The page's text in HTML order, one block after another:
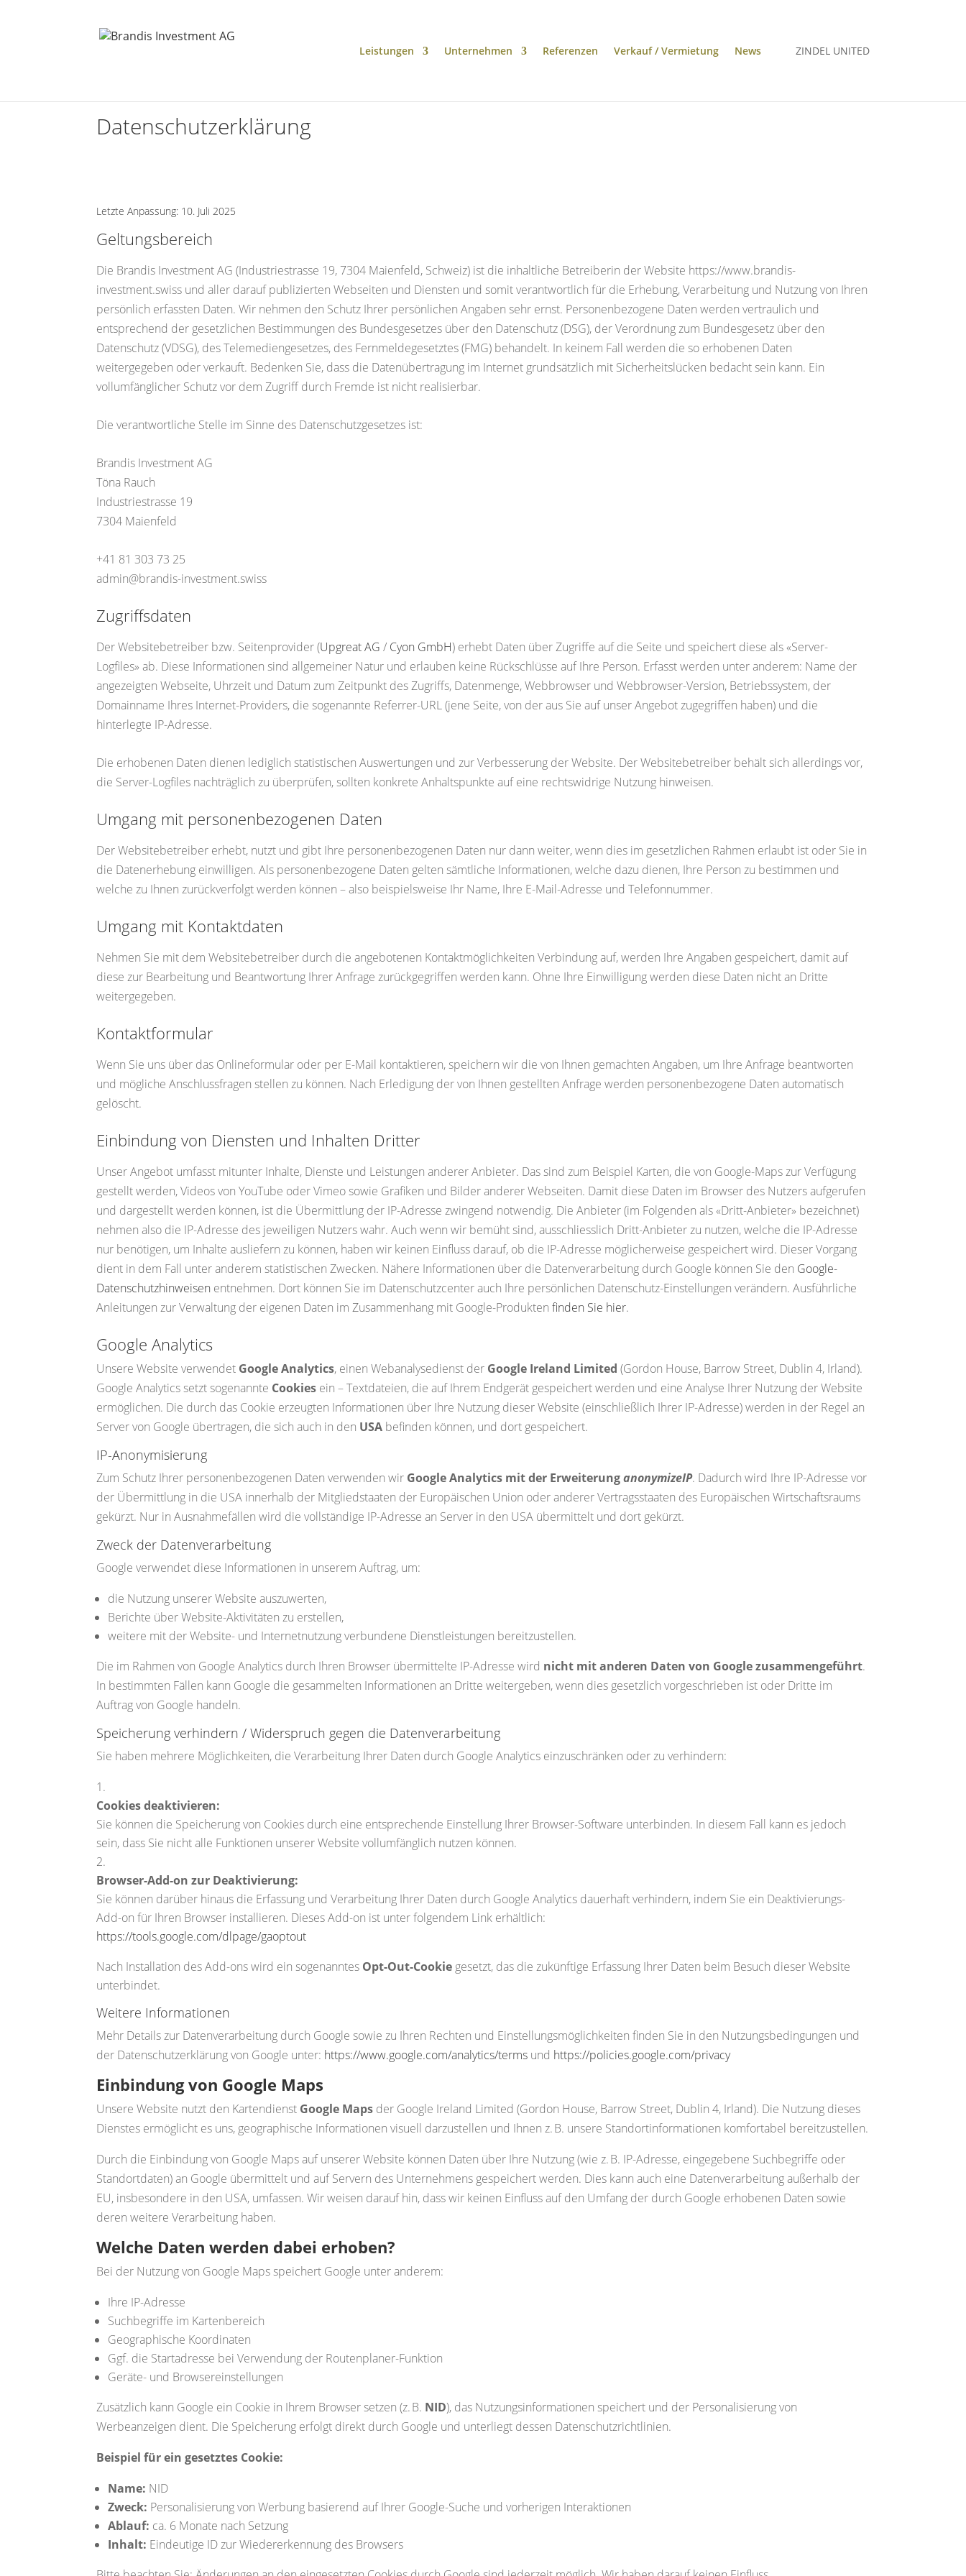
Leistungen Unternehmen Referenzen Verkauf / Vermietung News ZINDEL UNITED
Datenschutzerklärung
Letzte Anpassung: 10. Juli 2025
Geltungsbereich
Die Brandis Investment AG (Industriestrasse 19, 7304 Maienfeld, Schweiz) ist die inhaltliche Betreiberin der Website https://www.brandis-
investment.swiss und aller darauf publizierten Webseiten und Diensten und somit verantwortlich für die Erhebung, Verarbeitung und Nutzung von Ihren
persönlich erfassten Daten. Wir nehmen den Schutz Ihrer persönlichen Angaben sehr ernst. Personenbezogene Daten werden vertraulich und
entsprechend der gesetzlichen Bestimmungen des Bundesgesetzes über den Datenschutz (DSG), der Verordnung zum Bundesgesetz über den
Datenschutz (VDSG), des Telemediengesetzes, des Fernmeldegesetztes (FMG) behandelt. In keinem Fall werden die so erhobenen Daten
weitergegeben oder verkauft. Bedenken Sie, dass die Datenübertragung im Internet grundsätzlich mit Sicherheitslücken bedacht sein kann. Ein
vollumfänglicher Schutz vor dem Zugriff durch Fremde ist nicht realisierbar.
Die verantwortliche Stelle im Sinne des Datenschutzgesetzes ist:
Brandis Investment AG
Töna Rauch
Industriestrasse 19
7304 Maienfeld
+41 81 303 73 25
admin@brandis-investment.swiss
Zugriffsdaten
Der Websitebetreiber bzw. Seitenprovider (Upgreat AG / Cyon GmbH) erhebt Daten über Zugriffe auf die Seite und speichert diese als «Server-
Logfiles» ab. Diese Informationen sind allgemeiner Natur und erlauben keine Rückschlüsse auf Ihre Person. Erfasst werden unter anderem: Name der
angezeigten Webseite, Uhrzeit und Datum zum Zeitpunkt des Zugriffs, Datenmenge, Webbrowser und Webbrowser-Version, Betriebssystem, der
Domainname Ihres Internet-Providers, die sogenannte Referrer-URL (jene Seite, von der aus Sie auf unser Angebot zugegriffen haben) und die
hinterlegte IP-Adresse.
Die erhobenen Daten dienen lediglich statistischen Auswertungen und zur Verbesserung der Website. Der Websitebetreiber behält sich allerdings vor,
die Server-Logfiles nachträglich zu überprüfen, sollten konkrete Anhaltspunkte auf eine rechtswidrige Nutzung hinweisen.
Umgang mit personenbezogenen Daten
Der Websitebetreiber erhebt, nutzt und gibt Ihre personenbezogenen Daten nur dann weiter, wenn dies im gesetzlichen Rahmen erlaubt ist oder Sie in
die Datenerhebung einwilligen. Als personenbezogene Daten gelten sämtliche Informationen, welche dazu dienen, Ihre Person zu bestimmen und
welche zu Ihnen zurückverfolgt werden können – also beispielsweise Ihr Name, Ihre E-Mail-Adresse und Telefonnummer.
Umgang mit Kontaktdaten
Nehmen Sie mit dem Websitebetreiber durch die angebotenen Kontaktmöglichkeiten Verbindung auf, werden Ihre Angaben gespeichert, damit auf
diese zur Bearbeitung und Beantwortung Ihrer Anfrage zurückgegriffen werden kann. Ohne Ihre Einwilligung werden diese Daten nicht an Dritte
weitergegeben.
Kontaktformular
Wenn Sie uns über das Onlineformular oder per E-Mail kontaktieren, speichern wir die von Ihnen gemachten Angaben, um Ihre Anfrage beantworten
und mögliche Anschlussfragen stellen zu können. Nach Erledigung der von Ihnen gestellten Anfrage werden personenbezogene Daten automatisch
gelöscht.
Einbindung von Diensten und Inhalten Dritter
Unser Angebot umfasst mitunter Inhalte, Dienste und Leistungen anderer Anbieter. Das sind zum Beispiel Karten, die von Google-Maps zur Verfügung
gestellt werden, Videos von YouTube oder Vimeo sowie Grafiken und Bilder anderer Webseiten. Damit diese Daten im Browser des Nutzers aufgerufen
und dargestellt werden können, ist die Übermittlung der IP-Adresse zwingend notwendig. Die Anbieter (im Folgenden als «Dritt-Anbieter» bezeichnet)
nehmen also die IP-Adresse des jeweiligen Nutzers wahr. Auch wenn wir bemüht sind, ausschliesslich Dritt-Anbieter zu nutzen, welche die IP-Adresse
nur benötigen, um Inhalte ausliefern zu können, haben wir keinen Einfluss darauf, ob die IP-Adresse möglicherweise gespeichert wird. Dieser Vorgang
dient in dem Fall unter anderem statistischen Zwecken. Nähere Informationen über die Datenverarbeitung durch Google können Sie den Google-
Datenschutzhinweisen entnehmen. Dort können Sie im Datenschutzcenter auch Ihre persönlichen Datenschutz-Einstellungen verändern. Ausführliche
Anleitungen zur Verwaltung der eigenen Daten im Zusammenhang mit Google-Produktenfinden Sie hier.
Google Analytics
Unsere Website verwendet Google Analytics, einen Webanalysedienst der Google Ireland Limited (Gordon House, Barrow Street, Dublin 4, Irland).
Google Analytics setzt sogenannte Cookies ein – Textdateien, die auf Ihrem Endgerät gespeichert werden und eine Analyse Ihrer Nutzung der Website
ermöglichen. Die durch das Cookie erzeugten Informationen über Ihre Nutzung dieser Website (einschließlich Ihrer IP-Adresse) werden in der Regel an
Server von Google übertragen, die sich auch in den USA befinden können, und dort gespeichert.
IP-Anonymisierung
Zum Schutz Ihrer personenbezogenen Daten verwenden wir Google Analytics mit der ErweiterunganonymizeIP. Dadurch wird Ihre IP-Adresse vor
der Übermittlung in die USA innerhalb der Mitgliedstaaten der Europäischen Union oder anderer Vertragsstaaten des Europäischen Wirtschaftsraums
gekürzt. Nur in Ausnahmefällen wird die vollständige IP-Adresse an Server in den USA übermittelt und dort gekürzt.
Zweck der Datenverarbeitung
Google verwendet diese Informationen in unserem Auftrag, um:
die Nutzung unserer Website auszuwerten,
Berichte über Website-Aktivitäten zu erstellen,
weitere mit der Website- und Internetnutzung verbundene Dienstleistungen bereitzustellen.
Die im Rahmen von Google Analytics durch Ihren Browser übermittelte IP-Adresse wird nicht mit anderen Daten von Google zusammengeführt.
In bestimmten Fällen kann Google die gesammelten Informationen an Dritte weitergeben, wenn dies gesetzlich vorgeschrieben ist oder Dritte im
Auftrag von Google handeln.
Speicherung verhindern / Widerspruch gegen die Datenverarbeitung
Sie haben mehrere Möglichkeiten, die Verarbeitung Ihrer Daten durch Google Analytics einzuschränken oder zu verhindern:
Cookies deaktivieren:
Sie können die Speicherung von Cookies durch eine entsprechende Einstellung Ihrer Browser-Software unterbinden. In diesem Fall kann es jedoch
sein, dass Sie nicht alle Funktionen unserer Website vollumfänglich nutzen können.
Browser-Add-on zur Deaktivierung:
Sie können darüber hinaus die Erfassung und Verarbeitung Ihrer Daten durch Google Analytics dauerhaft verhindern, indem Sie ein Deaktivierungs-
Add-on für Ihren Browser installieren. Dieses Add-on ist unter folgendem Link erhältlich:
https://tools.google.com/dlpage/gaoptout
Nach Installation des Add-ons wird ein sogenanntes Opt-Out-Cookie gesetzt, das die zukünftige Erfassung Ihrer Daten beim Besuch dieser Website
unterbindet.
Weitere Informationen
Mehr Details zur Datenverarbeitung durch Google sowie zu Ihren Rechten und Einstellungsmöglichkeiten finden Sie in den Nutzungsbedingungen und
der Datenschutzerklärung von Google unter: https://www.google.com/analytics/terms und https://policies.google.com/privacy
Einbindung von Google Maps
Unsere Website nutzt den Kartendienst Google Maps der Google Ireland Limited (Gordon House, Barrow Street, Dublin 4, Irland). Die Nutzung dieses
Dienstes ermöglicht es uns, geographische Informationen visuell darzustellen und Ihnen z. B. unsere Standortinformationen komfortabel bereitzustellen.
Durch die Einbindung von Google Maps auf unserer Website können Daten über Ihre Nutzung (wie z. B. IP-Adresse, eingegebene Suchbegriffe oder
Standortdaten) an Google übermittelt und auf Servern des Unternehmens gespeichert werden. Dies kann auch eine Datenverarbeitung außerhalb der
EU, insbesondere in den USA, umfassen. Wir weisen darauf hin, dass wir keinen Einfluss auf den Umfang der durch Google erhobenen Daten sowie
deren weitere Verarbeitung haben.
Welche Daten werden dabei erhoben?
Bei der Nutzung von Google Maps speichert Google unter anderem:
Ihre IP-Adresse
Suchbegriffe im Kartenbereich
Geographische Koordinaten
Ggf. die Startadresse bei Verwendung der Routenplaner-Funktion
Geräte- und Browsereinstellungen
Zusätzlich kann Google ein Cookie in Ihrem Browser setzen (z. B. NID), das Nutzungsinformationen speichert und der Personalisierung von
Werbeanzeigen dient. Die Speicherung erfolgt direkt durch Google und unterliegt dessen Datenschutzrichtlinien.
Beispiel für ein gesetztes Cookie:
Name: NID
Zweck: Personalisierung von Werbung basierend auf Ihrer Google-Suche und vorherigen Interaktionen
Ablauf: ca. 6 Monate nach Setzung
Inhalt: Eindeutige ID zur Wiedererkennung des Browsers